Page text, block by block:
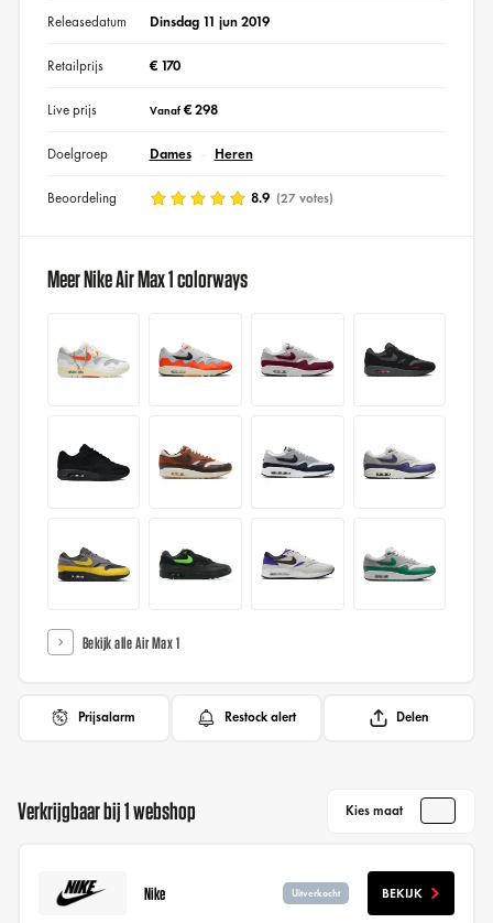
Releasedatum Dinsdag 11 jun 2019
Retailprijs € 170
Live prijs Vanaf€ 298
Doelgroep Dames Heren
Beoordeling 8.9 (27 votes)
Meer Nike Air Max 1 colorways
Bekijk alle Air Max 1
Prijsalarm Restock alert Delen
Verkrijgbaar bij 1 webshop Kies maat
Nike Uitverkocht BEKIJK